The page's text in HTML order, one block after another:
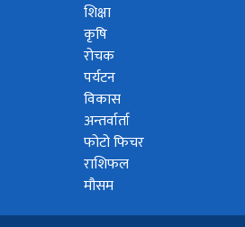
शिक्षा
कृषि
रोचक
पर्यटन
विकास
अन्तर्वार्ता
फोटो फिचर
राशिफल
मौसम